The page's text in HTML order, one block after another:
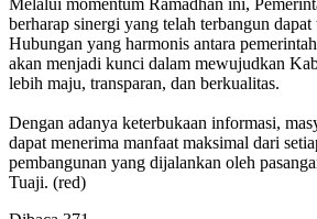
‎Melalui momentum Ramadhan ini,
berharap sinergi yang telah terbangun
Hubungan yang harmonis antara
akan menjadi kunci dalam mewujudkan
lebih maju, transparan, dan berkualitas.
‎Dengan adanya keterbukaan informasi,
dapat menerima manfaat maksimal dari
pembangunan yang dijalankan oleh
Tuaji. (red)